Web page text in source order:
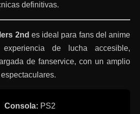
definitivas.
2nd es ideal para fans del anime
de lucha accesible,
de fanservice, con un amplio
Consola: PS2